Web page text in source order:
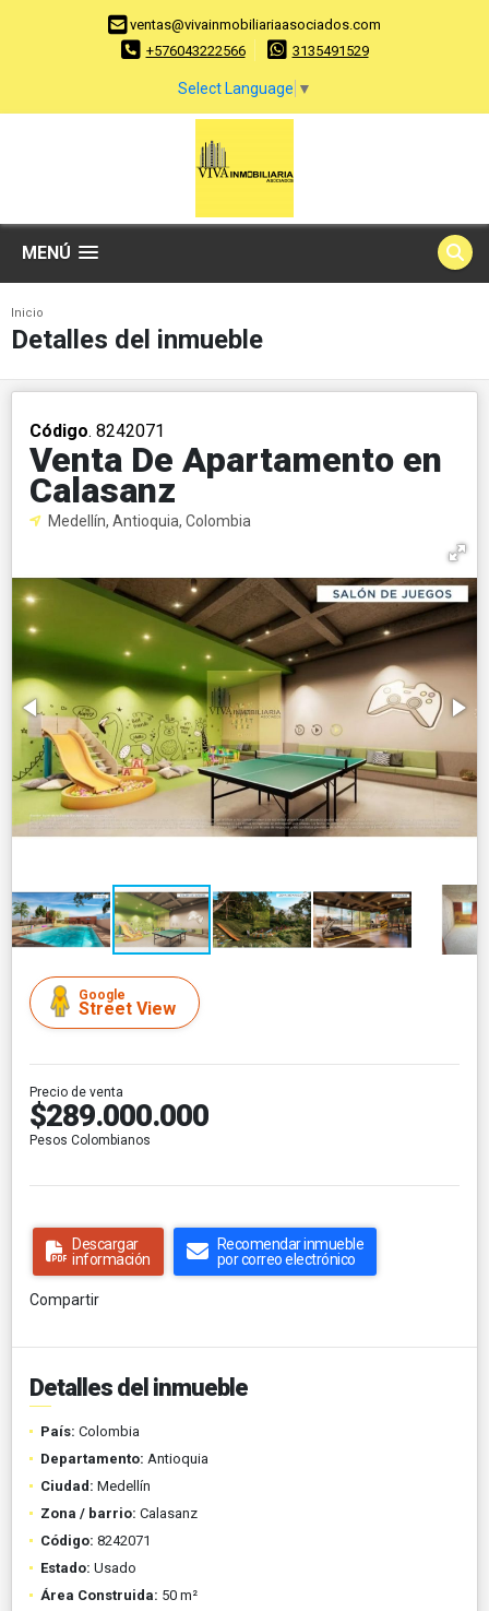
ventas@vivainmobiliariaasociados.com
+576043222566
3135491529
Select Language ▼
MENÚ
Inicio
Detalles del inmueble
Código. 8242071
Venta De Apartamento en
Calasanz
Medellín, Antioquia, Colombia
Google
Street View
Precio de venta
$289.000.000
Pesos Colombianos
Descargar
información
Recomendar inmueble
por correo electrónico
Compartir
Detalles del inmueble
País: Colombia
Departamento: Antioquia
Ciudad: Medellín
Zona / barrio: Calasanz
Código: 8242071
Estado: Usado
Área Construida: 50 m²